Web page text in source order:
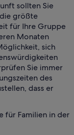
sollten Sie
größte
für Ihre Gruppe
Monaten
sich
Sie immer
des
dass er
für Familien in der